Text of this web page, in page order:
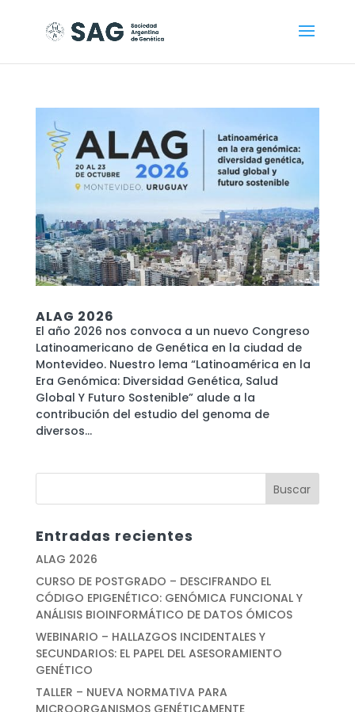
ALAG 2026
El año 2026 nos convoca a un nuevo Congreso
Latinoamericano de Genética en la ciudad de
Montevideo. Nuestro lema “Latinoamérica en la
Era Genómica: Diversidad Genética, Salud
Global Y Futuro Sostenible” alude a la
contribución del estudio del genoma de
diversos...
Entradas recientes
ALAG 2026
CURSO DE POSTGRADO – DESCIFRANDO EL
CÓDIGO EPIGENÉTICO: GENÓMICA FUNCIONAL Y
ANÁLISIS BIOINFORMÁTICO DE DATOS ÓMICOS
WEBINARIO – HALLAZGOS INCIDENTALES Y
SECUNDARIOS: EL PAPEL DEL ASESORAMIENTO
GENÉTICO
TALLER – NUEVA NORMATIVA PARA
MICROORGANISMOS GENÉTICAMENTE